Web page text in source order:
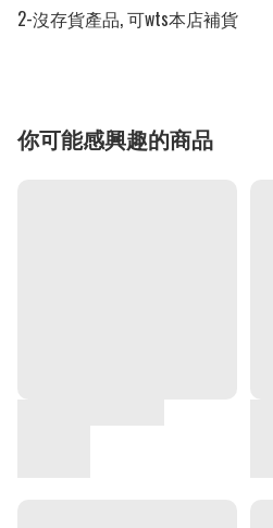
2-沒存貨產品, 可wts本店補貨
你可能感興趣的商品